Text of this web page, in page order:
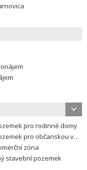
pro rodinné domy
pro občanskou vybavenost
zóna
stavební pozemek